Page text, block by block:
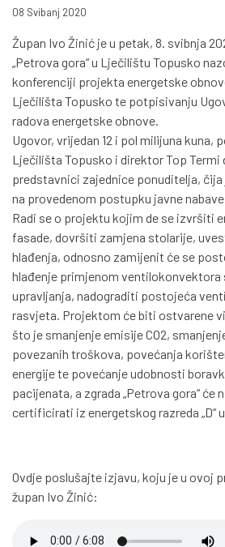
08 Svibanj 2020
Župan Ivo Žinić je u petak, 8. svibnja
„Petrova gora“ u Lječilištu Topusko
konferenciji projekta energetske
Lječilišta Topusko te potpisivanju
radova energetske obnove.
Ugovor, vrijedan 12 i pol milijuna kuna,
Lječilišta Topusko i direktor Top Termi
predstavnici zajednice ponuditelja, čija
na provedenom postupku javne nabave.
Radi se o projektu kojim de se izvršiti
fasade, dovršiti zamjena stolarije,
hlađenja, odnosno zamijenit će se
hlađenje primjenom
upravljanja, nadograditi postojeća
rasvjeta. Projektom će biti ostvarene
što je smanjenje emisije CO2,
povezanih troškova, povećanja
energije te povećanje udobnosti
pacijenata, a zgrada „Petrova gora“ će
certificirati iz energetskog razreda „D“ u
Ovdje poslušajte izjavu, koju je u ovoj
župan Ivo Žinić: